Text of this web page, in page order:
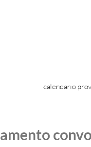
calendario